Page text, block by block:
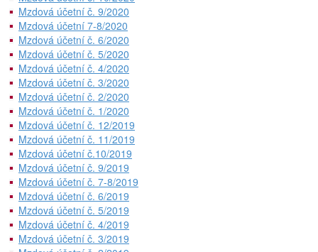
Mzdová účetní č. 9/2020
Mzdová účetní 7-8/2020
Mzdová účetní č. 6/2020
Mzdová účetní č. 5/2020
Mzdová účetní č. 4/2020
Mzdová účetní č. 3/2020
Mzdová účetní č. 2/2020
Mzdová účetní č. 1/2020
Mzdová účetní č. 12/2019
Mzdová účetní č. 11/2019
Mzdová účetní č.10/2019
Mzdová účetní č. 9/2019
Mzdová účetní č. 7-8/2019
Mzdová účetní č. 6/2019
Mzdová účetní č. 5/2019
Mzdová účetní č. 4/2019
Mzdová účetní č. 3/2019